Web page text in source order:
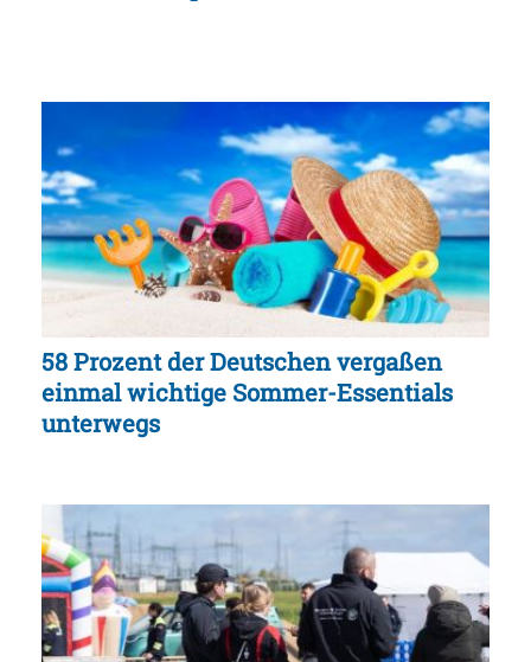
58 Prozent der Deutschen vergaßen
einmal wichtige Sommer-Essentials
unterwegs